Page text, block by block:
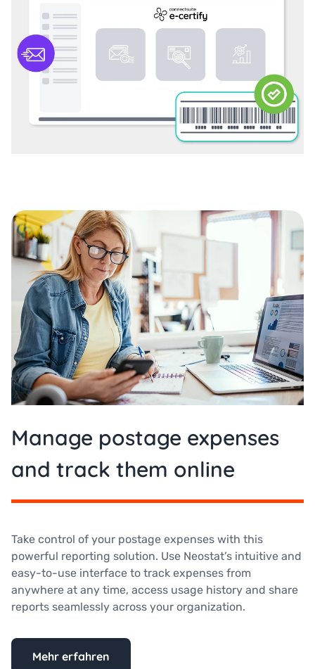
Manage postage expenses
and track them online
Take control of your postage expenses with this
powerful reporting solution. Use Neostat’s intuitive and
easy-to-use interface to track expenses from
anywhere at any time, access usage history and share
reports seamlessly across your organization.
Mehr erfahren